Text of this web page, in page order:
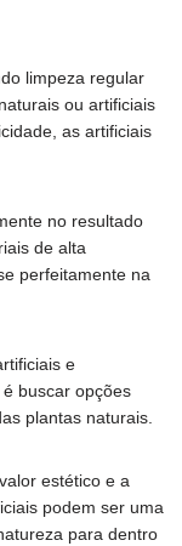
limpeza regular
ou artificiais
as artificiais
no resultado
de alta
perfeitamente na
e
buscar opções
plantas naturais.
estético e a
podem ser uma
para dentro